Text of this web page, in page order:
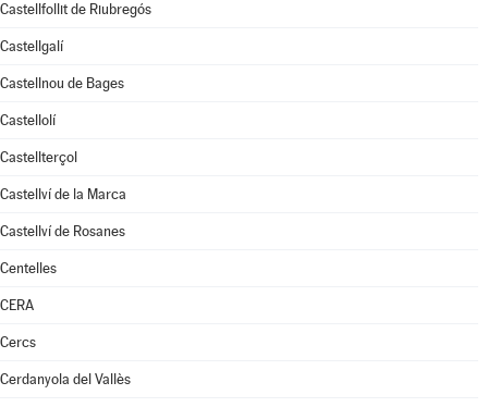
Castellfollit de Riubregós
Castellgalí
Castellnou de Bages
Castellolí
Castellterçol
Castellví de la Marca
Castellví de Rosanes
Centelles
CERA
Cercs
Cerdanyola del Vallès